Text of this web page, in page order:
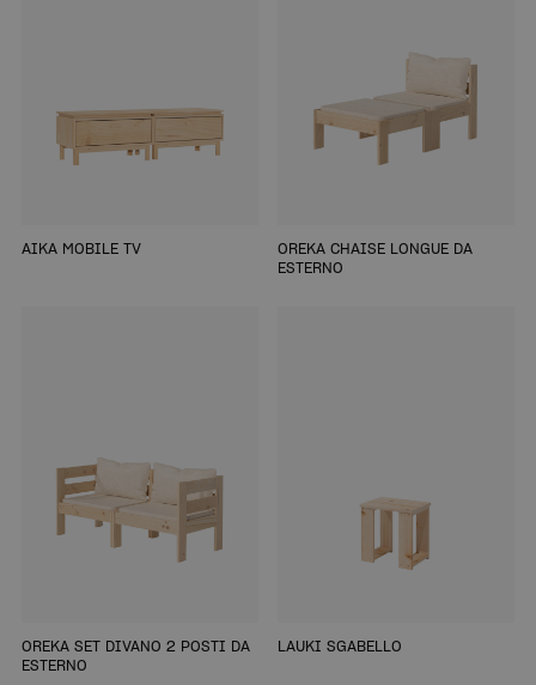
AIKA MOBILE TV
OREKA CHAISE LONGUE DA
ESTERNO
OREKA SET DIVANO 2 POSTI DA
ESTERNO
LAUKI SGABELLO